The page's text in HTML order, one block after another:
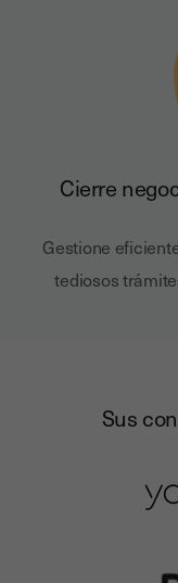
Cierre
Gestione
tediosos
Sus